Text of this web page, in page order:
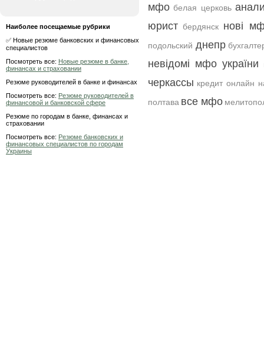
Наиболее посещаемые рубрики
✅ Новые резюме банковских и финансовых
специалистов
Посмотреть все: Новые резюме в банке,
финансах и страховании
Резюме руководителей в банке и финансах
Посмотреть все: Резюме руководителей в
финансовой и банковской сфере
Резюме по городам в банке, финансах и
страховании
Посмотреть все: Резюме банковских и
финансовых специалистов по городам
Украины
мфо белая церковь
юрист бердянск нові
подольский днепр
невідомі мфо україни
черкассы кредит онлайн
полтава все мфо